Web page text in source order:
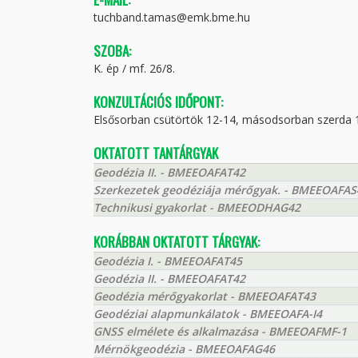
tuchband.tamas@emk.bme.hu
SZOBA:
K. ép / mf. 26/8.
KONZULTÁCIÓS IDŐPONT:
Elsősorban csütörtök 12-14, másodsorban szerda
OKTATOTT TANTÁRGYAK
Geodézia II. - BMEEOAFAT42
Szerkezetek geodéziája mérőgyak. -
Technikusi gyakorlat - BMEEODHAG42
KORÁBBAN OKTATOTT TÁRGYAK:
Geodézia I. - BMEEOAFAT45
Geodézia II. - BMEEOAFAT42
Geodézia mérőgyakorlat - BMEEOAFAT43
Geodéziai alapmunkálatok - BMEEOAFA-I4
GNSS elmélete és alkalmazása - BMEEOAFMF-1
Mérnökgeodézia - BMEEOAFAG46